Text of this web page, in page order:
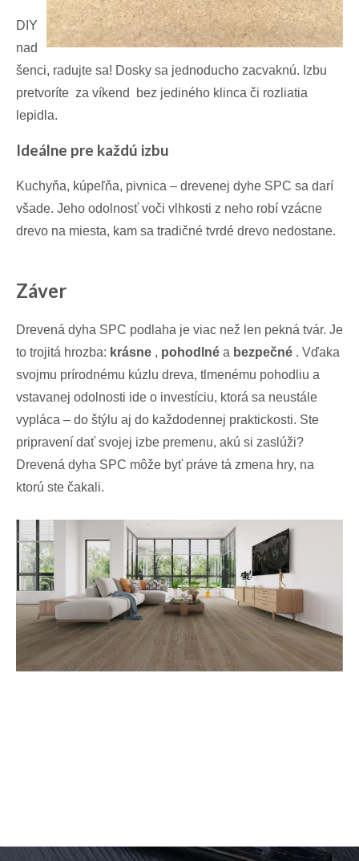
DIY
nad
šenci, radujte sa! Dosky sa jednoducho zacvaknú. Izbu
pretvoríte za víkend
bez jediného klinca či rozliatia
lepidla.
Ideálne pre každú izbu
Kuchyňa, kúpeľňa, pivnica – drevenej dyhe SPC sa darí
všade. Jeho odolnosť voči vlhkosti z neho robí vzácne
drevo na miesta, kam sa tradičné tvrdé drevo nedostane.
Záver
Drevená dyha SPC podlaha je viac než len pekná tvár. Je
to trojitá hrozba: krásne , pohodlné a bezpečné . Vďaka
svojmu prírodnému kúzlu dreva, tlmenému pohodliu a
vstavanej odolnosti ide o investíciu, ktorá sa neustále
vypláca – do štýlu aj do každodennej praktickosti. Ste
pripravení dať svojej izbe premenu, akú si zaslúži?
Drevená dyha SPC môže byť práve tá zmena hry, na
ktorú ste čakali.